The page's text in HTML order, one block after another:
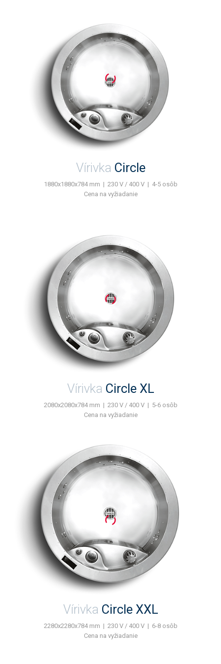
Vírivka Circle
1880x1880x784 mm | 230 V / 400 V | 4-5 osôb
Cena na vyžiadanie
Vírivka Circle XL
2080x2080x784 mm | 230 V / 400 V | 5-6 osôb
Cena na vyžiadanie
Vírivka Circle XXL
2280x2280x784 mm | 230 V / 400 V | 6-8 osôb
Cena na vyžiadanie